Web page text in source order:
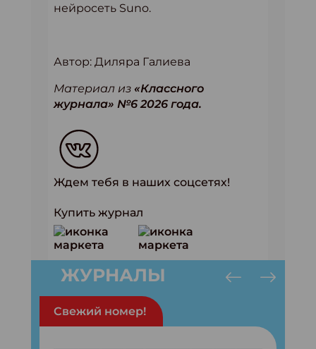
нейросеть Suno.
Автор: Диляра Галиева
Материал из «Классного
журнала» №6 2026 года.
Ждем тебя в наших соцсетях!
Купить журнал
ЖУРНАЛЫ
Свежий номер!